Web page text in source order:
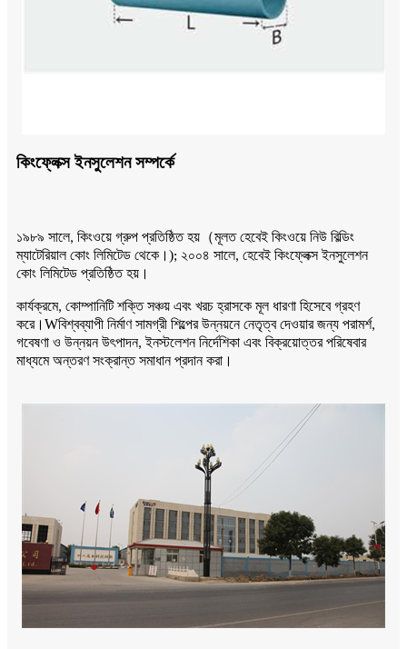
কিংফ্লেক্স ইনসুলেশন সম্পর্কে
১৯৮৯ সালে, কিংওয়ে গ্রুপ প্রতিষ্ঠিত হয় （মূলত হেবেই কিংওয়ে নিউ বিল্ডিং
ম্যাটেরিয়াল কোং লিমিটেড থেকে। ); ২০০৪ সালে, হেবেই কিংফ্লেক্স ইনসুলেশন
কোং লিমিটেড প্রতিষ্ঠিত হয়।
কার্যক্রমে, কোম্পানিটি শক্তি সঞ্চয় এবং খরচ হ্রাসকে মূল ধারণা হিসেবে গ্রহণ
করে। Wবিশ্বব্যাপী নির্মাণ সামগ্রী শিল্পের উন্নয়নে নেতৃত্ব দেওয়ার জন্য পরামর্শ,
গবেষণা ও উন্নয়ন উৎপাদন, ইনস্টলেশন নির্দেশিকা এবং বিক্রয়োত্তর পরিষেবার
মাধ্যমে অন্তরণ সংক্রান্ত সমাধান প্রদান করা।